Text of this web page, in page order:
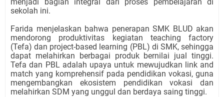
sekolah ini.
Farida menjelaskan bahwa penerapan SMK BLUD akan
mendorong produktivitas kegiatan teaching factory
(Tefa) dan project-based learning (PBL) di SMK, sehingga
dapat melahirkan berbagai produk bernilai jual tinggi.
Tefa dan PBL adalah upaya untuk mewujudkan link and
match yang komprehensif pada pendidikan vokasi, guna
mengembangkan ekosistem pendidikan vokasi dan
melahirkan SDM yang unggul dan berdaya saing tinggi.